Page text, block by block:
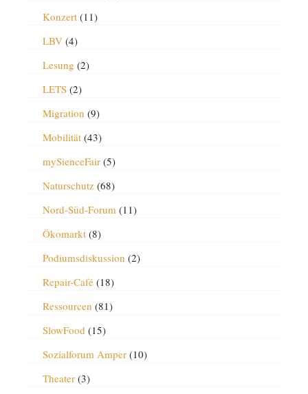
Konzert(11)
LBV(4)
Lesung (2)
LETS(2)
Migration (9)
Mobilität(43)
mySienceFair(5)
Naturschutz(68)
Nord-Süd-Forum (11)
Ökomarkt(8)
Podiumsdiskussion (2)
Repair-Café(18)
Ressourcen (81)
SlowFood (15)
Sozialforum Amper(10)
Theater(3)